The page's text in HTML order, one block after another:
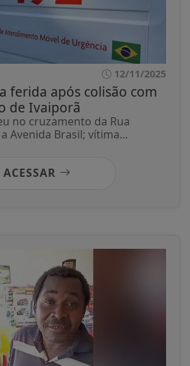
12/11/2025
ferida após colisão com
de Ivaiporã
no cruzamento da Rua
Avenida Brasil; vítima...
ACESSAR